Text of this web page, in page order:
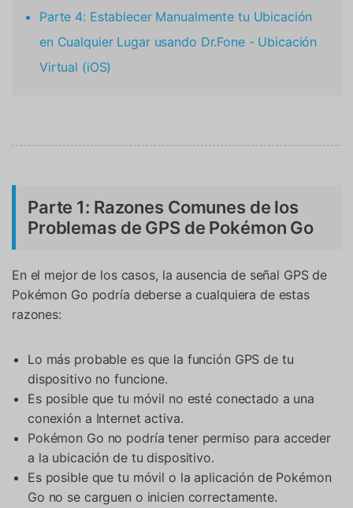
Parte 4: Establecer Manualmente tu Ubicación
en Cualquier Lugar usando Dr.Fone - Ubicación
Virtual (iOS)
Parte 1: Razones Comunes de los
Problemas de GPS de Pokémon Go
En el mejor de los casos, la ausencia de señal GPS de
Pokémon Go podría deberse a cualquiera de estas
razones:
Lo más probable es que la función GPS de tu
dispositivo no funcione.
Es posible que tu móvil no esté conectado a una
conexión a Internet activa.
Pokémon Go no podría tener permiso para acceder
a la ubicación de tu dispositivo.
Es posible que tu móvil o la aplicación de Pokémon
Go no se carguen o inicien correctamente.